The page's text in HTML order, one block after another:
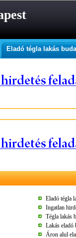
Eladó tégla lakás
Eladó tégla
Ingatlan
Tégla lakás
Lakás eladó
Áron alul